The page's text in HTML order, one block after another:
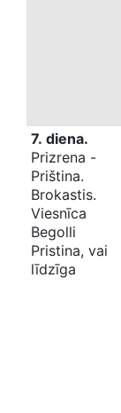
7. diena.
Prizrena -
Priština.
Brokastis.
Viesnīca
Begolli
Pristina, vai
līdzīga